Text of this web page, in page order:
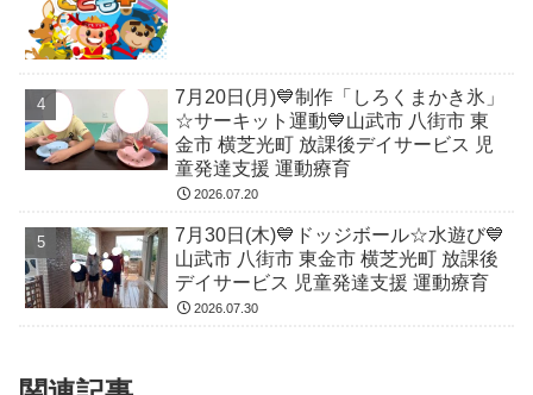
7月20日(月)💙制作「しろくまかき氷」
☆サーキット運動💙山武市 八街市 東
金市 横芝光町 放課後デイサービス 児
童発達支援 運動療育
2026.07.20
7月30日(木)💙ドッジボール☆水遊び💙
山武市 八街市 東金市 横芝光町 放課後
デイサービス 児童発達支援 運動療育
2026.07.30